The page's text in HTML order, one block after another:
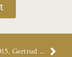
† 12. März 2015, Gertrud Ring, geb. Urbanek